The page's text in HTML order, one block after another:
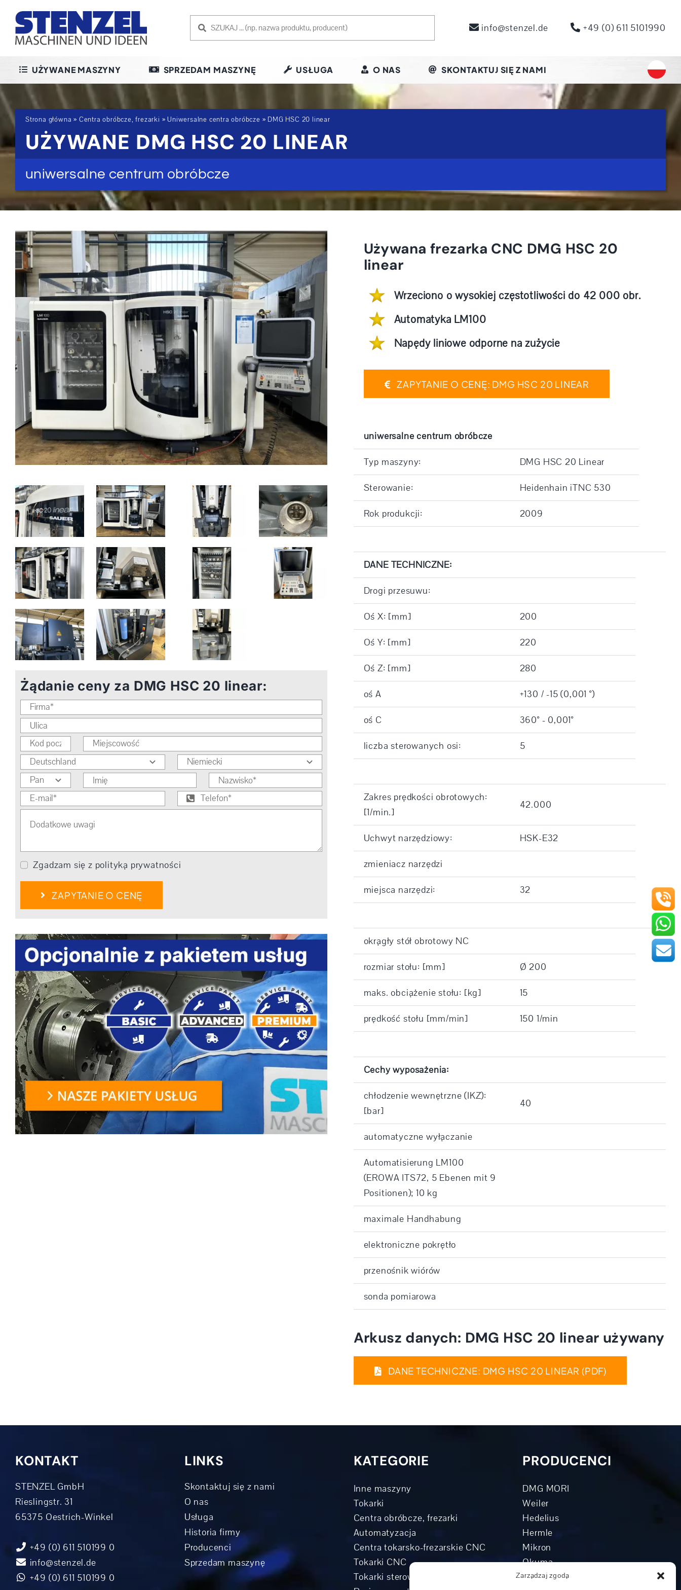
Zarządzaj zgodą
content
info@stenzel.de +49 (0) 611 5101990
UŻYWANE MASZYNY SPRZEDAM MASZYNĘ USŁUGA O NAS SKONTAKTUJ SIĘ Z NAMI
Strona główna » Centra obróbcze, frezarki »Uniwersalne centra obróbcze » DMG HSC 20 linear
UŻYWANE DMG HSC 20 LINEAR
uniwersalne centrum obróbcze
Żądanie ceny za DMG HSC 20 linear:
Zgadzam się z polityką prywatności
ZAPYTANIE O CENĘ
Używana frezarka CNC DMG HSC 20
linear
Wrzeciono o wysokiej częstotliwości do 42 000 obr.
Automatyka LM100
Napędy liniowe odporne na zużycie
ZAPYTANIE O CENĘ: DMG HSC 20 LINEAR
uniwersalne centrum obróbcze
Typ maszyny: DMG HSC 20 Linear
Sterowanie: Heidenhain iTNC 530
Rok produkcji: 2009
DANE TECHNICZNE:
Drogi przesuwu:
Oś X: [mm] 200
Oś Y: [mm] 220
Oś Z: [mm] 280
oś A +130 / -15 (0,001 °)
oś C 360° - 0,001°
liczba sterowanych osi: 5
Zakres prędkości obrotowych:
[1/min.]
42.000
Uchwyt narzędziowy: HSK-E32
zmieniacz narzędzi
miejsca narzędzi: 32
okrągły stół obrotowy NC
rozmiar stołu: [mm] Ø 200
maks. obciążenie stołu: [kg] 15
prędkość stołu [mm/min] 150 1/min
Cechy wyposażenia:
chłodzenie wewnętrzne (IKZ):
[bar]
40
automatyczne wyłączanie
Automatisierung LM100
(EROWA ITS72, 5 Ebenen mit 9
Positionen); 10 kg
maximale Handhabung
elektroniczne pokrętło
przenośnik wiórów
sonda pomiarowa
Arkusz danych: DMG HSC 20 linear używany
DANE TECHNICZNE: DMG HSC 20 LINEAR (PDF)
KONTAKT
STENZEL GmbH
Rieslingstr. 31
65375 Oestrich-Winkel
+49 (0) 611 510199 0
info@stenzel.de
+49 (0) 611 510199 0
LINKS
Skontaktuj się z nami
O nas
Usługa
Historia firmy
Producenci
Sprzedam maszynę
KATEGORIE
Inne maszyny
Tokarki
Centra obróbcze, frezarki
Automatyzacja
Centra tokarsko-frezarskie CNC
Tokarki CNC
Tokarki sterowane rowerowe
PRODUCENCI
DMG MORI
Weiler
Hedelius
Hermle
Mikron
Okuma
Boehringer